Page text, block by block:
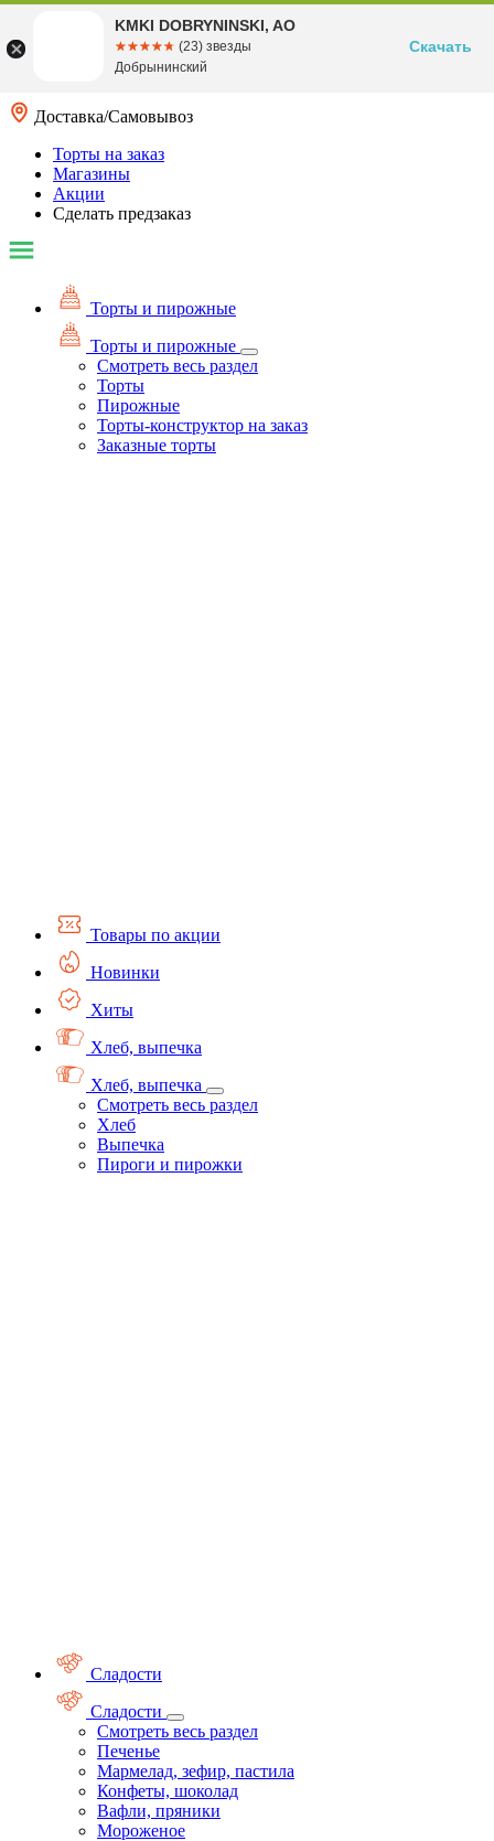
Доставка/Самовывоз
Торты на заказ
Магазины
Акции
Сделать предзаказ
Торты и пирожные
Торты и пирожные
Смотреть весь раздел
Торты
Пирожные
Торты-конструктор на заказ
Заказные торты
Товары по акции
Новинки
Хиты
Хлеб, выпечка
Хлеб, выпечка
Смотреть весь раздел
Хлеб
Выпечка
Пироги и пирожки
Сладости
Сладости
Смотреть весь раздел
Печенье
Мармелад, зефир, пастила
Конфеты, шоколад
Вафли, пряники
Мороженое
KMKI DOBRYNINSKI, AO
☆☆☆☆☆
★★★★★ (23) звезды
Добрынинский
Скачать